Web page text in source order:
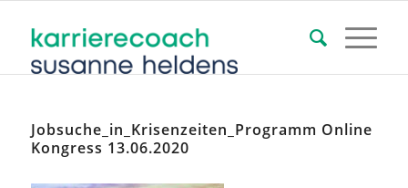
Jobsuche_in_Krisenzeiten_Programm Online
Kongress 13.06.2020